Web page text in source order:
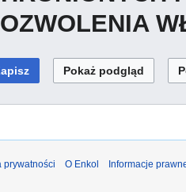
prywatności O Enkol Informacje